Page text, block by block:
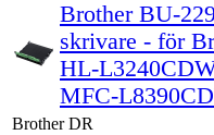
Brother BU-
skrivare - för
HL-
MFC-
Brother DR